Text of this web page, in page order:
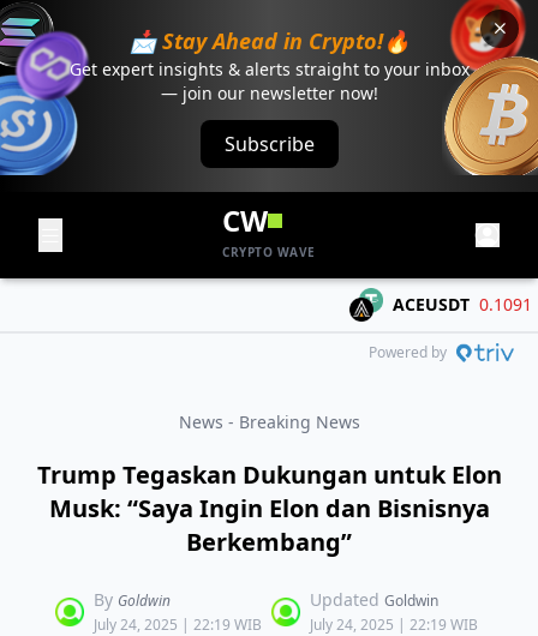
📩 Stay Ahead in Crypto!🔥
Get expert insights & alerts straight to your inbox
— join our newsletter now!
Subscribe
CW
CRYPTO WAVE
ACEUSDT 0.1091 -
Powered by
News - Breaking News
Trump Tegaskan Dukungan untuk Elon
Musk: “Saya Ingin Elon dan Bisnisnya
Berkembang”
By Goldwin
July 24, 2025 | 22:19 WIB
Updated Goldwin
July 24, 2025 | 22:19 WIB